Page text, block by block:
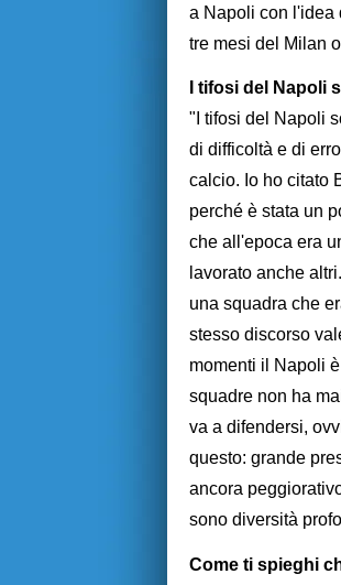
a Napoli con l'idea
tre mesi del Milan
I tifosi del Napoli
"I tifosi del Napoli
di difficoltà e di
calcio. Io ho citato
perché è stata un
che all'epoca era
lavorato anche
una squadra che
stesso discorso
momenti il Napoli
squadre non ha
va a difendersi,
questo: grande
ancora
sono diversità
Come ti spieghi